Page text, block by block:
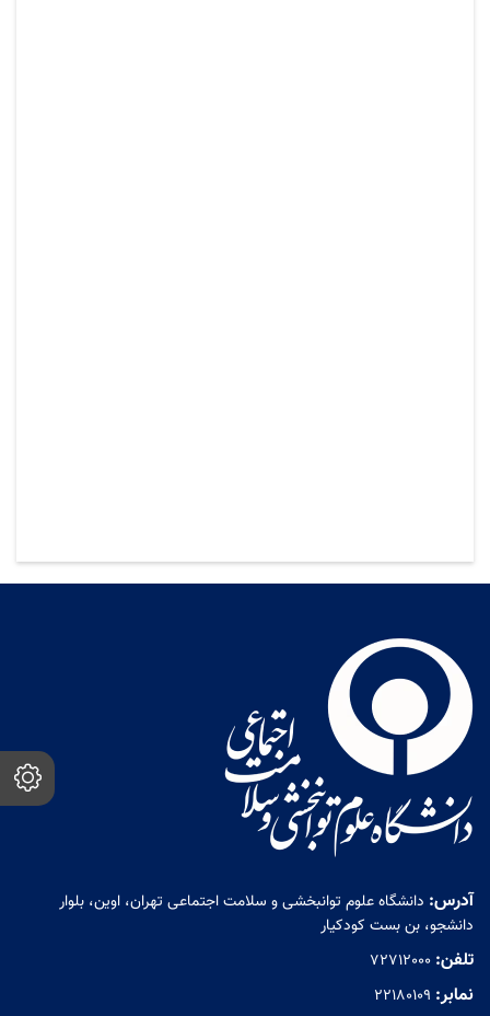
آدرس: دانشگاه علوم توانبخشی و سلامت اجتماعی تهران، اوین، بلوار
دانشجو، بن بست کودکیار
تلفن: 72712000
نمابر: ۲۲۱۸۰۱۰۹